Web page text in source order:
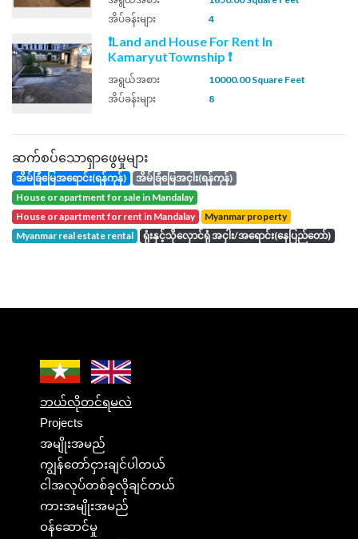
အိပ်ခန်းများ
4
❗Land and House For Rent In
KamaryutTownship ❗
အရွယ်အစား
10000.00 Square Feet
အိပ်ခန်းများ
8
ဆက်စပ်သောရှာဖွေမှုများ
အိမ်ခြံမြေအရောင်း(ရန်ကုန်)
အိမ်ခြံမြေအငှါး(ရန်ကုန်)
house or apartment for sale in Mandalay
house or apartment for rent in Mandalay
Myanmar property
Myanmar real estate rental
ရုံးနှင့်သိုလှောင်ရုံ အငှါး/အရောင်း(နေပြည်တော်)
ဘယ်လိုတင်ရမလဲ
Projects
အမျိုးအမည်
ကျွန်တော်ငှားချင်ပါတယ်
ငါအလုပ်တစ်ခုလိုချင်တယ်
ကားအမျိုးအမည်
ဝန်ဆောင်မှု